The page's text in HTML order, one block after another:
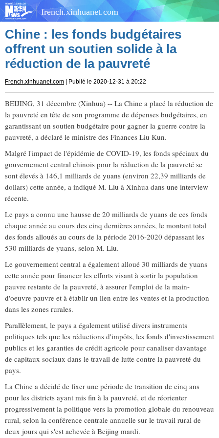
french.xinhuanet.com
Chine : les fonds budgétaires
offrent un soutien solide à la
réduction de la pauvreté
French.xinhuanet.com | Publié le 2020-12-31 à 20:22
BEIJING, 31 décembre (Xinhua) -- La Chine a placé la réduction de
la pauvreté en tête de son programme de dépenses budgétaires, en
garantissant un soutien budgétaire pour gagner la guerre contre la
pauvreté, a déclaré le ministre des Finances Liu Kun.
Malgré l'impact de l'épidémie de COVID-19, les fonds spéciaux du
gouvernement central chinois pour la réduction de la pauvreté se
sont élevés à 146,1 milliards de yuans (environ 22,39 milliards de
dollars) cette année, a indiqué M. Liu à Xinhua dans une interview
récente.
Le pays a connu une hausse de 20 milliards de yuans de ces fonds
chaque année au cours des cinq dernières années, le montant total
des fonds alloués au cours de la période 2016-2020 dépassant les
530 milliards de yuans, selon M. Liu.
Le gouvernement central a également alloué 30 milliards de yuans
cette année pour financer les efforts visant à sortir la population
pauvre restante de la pauvreté, à assurer l'emploi de la main-
d'oeuvre pauvre et à établir un lien entre les ventes et la production
dans les zones rurales.
Parallèlement, le pays a également utilisé divers instruments
politiques tels que les réductions d'impôts, les fonds d'investissement
publics et les garanties de crédit agricole pour canaliser davantage
de capitaux sociaux dans le travail de lutte contre la pauvreté du
pays.
La Chine a décidé de fixer une période de transition de cinq ans
pour les districts ayant mis fin à la pauvreté, et de réorienter
progressivement la politique vers la promotion globale du renouveau
rural, selon la conférence centrale annuelle sur le travail rural de
deux jours qui s'est achevée à Beijing mardi.